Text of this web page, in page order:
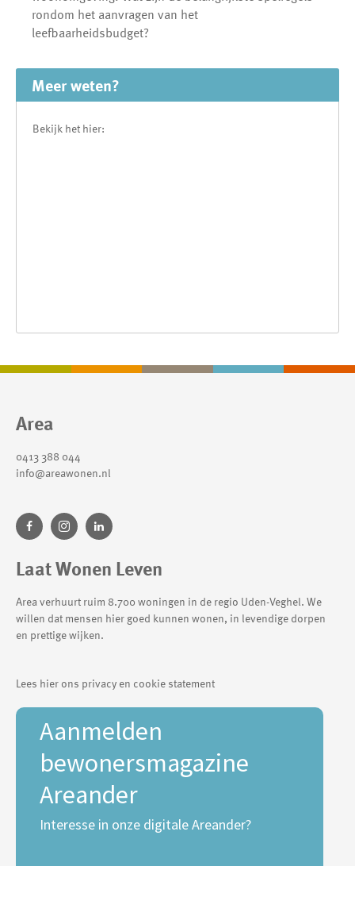
rondom het aanvragen van het
leefbaarheidsbudget?
Meer weten?
Bekijk het hier:
Contactinformatie
Area
0413 388 044
info@areawonen.nl
Laat Wonen Leven
Area verhuurt ruim 8.700 woningen in de regio Uden-Veghel. We
willen dat mensen hier goed kunnen wonen, in levendige dorpen
en prettige wijken.
Lees hier ons privacy en cookie statement
Aanmelden
bewonersmagazine
Areander
Interesse in onze digitale Areander?